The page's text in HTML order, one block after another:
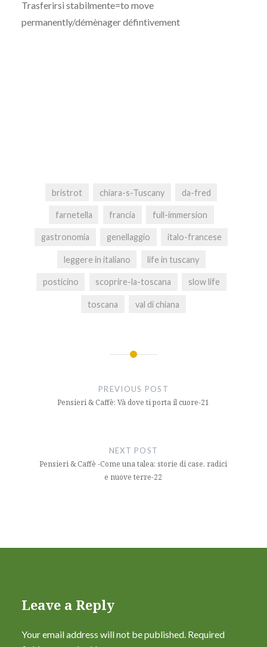
Trasferirsi stabilmente=to move
permanently/démènager défintivement
bristrot chiara-s-Tuscany da-fred
farnetella francia full-immersion
gastronomia genellaggio italo-francese
leggere in italiano life in tuscany
posticino scoprire-la-toscana slow life
toscana val di chiana
PREVIOUS POST
Pensieri & Caffè: Và dove ti porta il cuore-21
NEXT POST
Pensieri & Caffè -Come una talea: storie di case, radici
e nuove terre-22
Leave a Reply
Your email address will not be published. Required